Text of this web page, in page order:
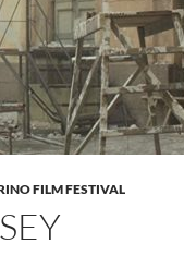
FILM FESTIVAL